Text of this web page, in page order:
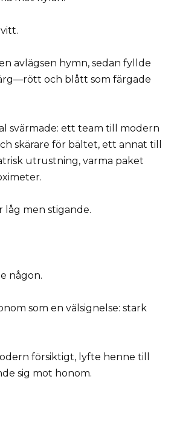
avlägsen hymn, sedan fyllde
och blått som färgade
svärmade: ett team till modern
skärare för bältet, ett annat till
utrustning, varma paket
låg men stigande.
någon.
som en välsignelse: stark
försiktigt, lyfte henne till
sig mot honom.